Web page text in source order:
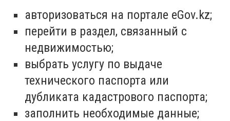
авторизоваться на портале eGov.kz;
перейти в раздел, связанный с
недвижимостью;
выбрать услугу по выдаче
технического паспорта или
дубликата кадастрового паспорта;
заполнить необходимые данные;